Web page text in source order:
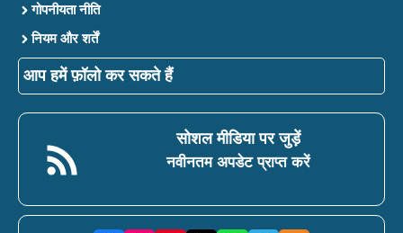
गोपनीयता नीति
नियम और शर्तें
आप हमें फ़ॉलो कर सकते हैं
सोशल मीडिया पर जुड़ें
नवीनतम अपडेट प्राप्त करें